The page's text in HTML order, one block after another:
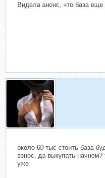
Видела анонс, что база еще
около 60 тыс стоить база
взнос, да выкупать
уже